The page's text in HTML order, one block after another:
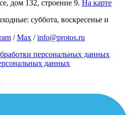
дом 132, строение 9. На карте
суббота, воскресенье и
/Max /info@protos.ru
персональных данных
данных